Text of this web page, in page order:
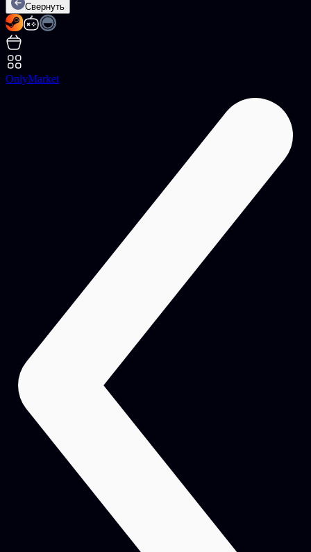
Свернуть
OnlyMarket